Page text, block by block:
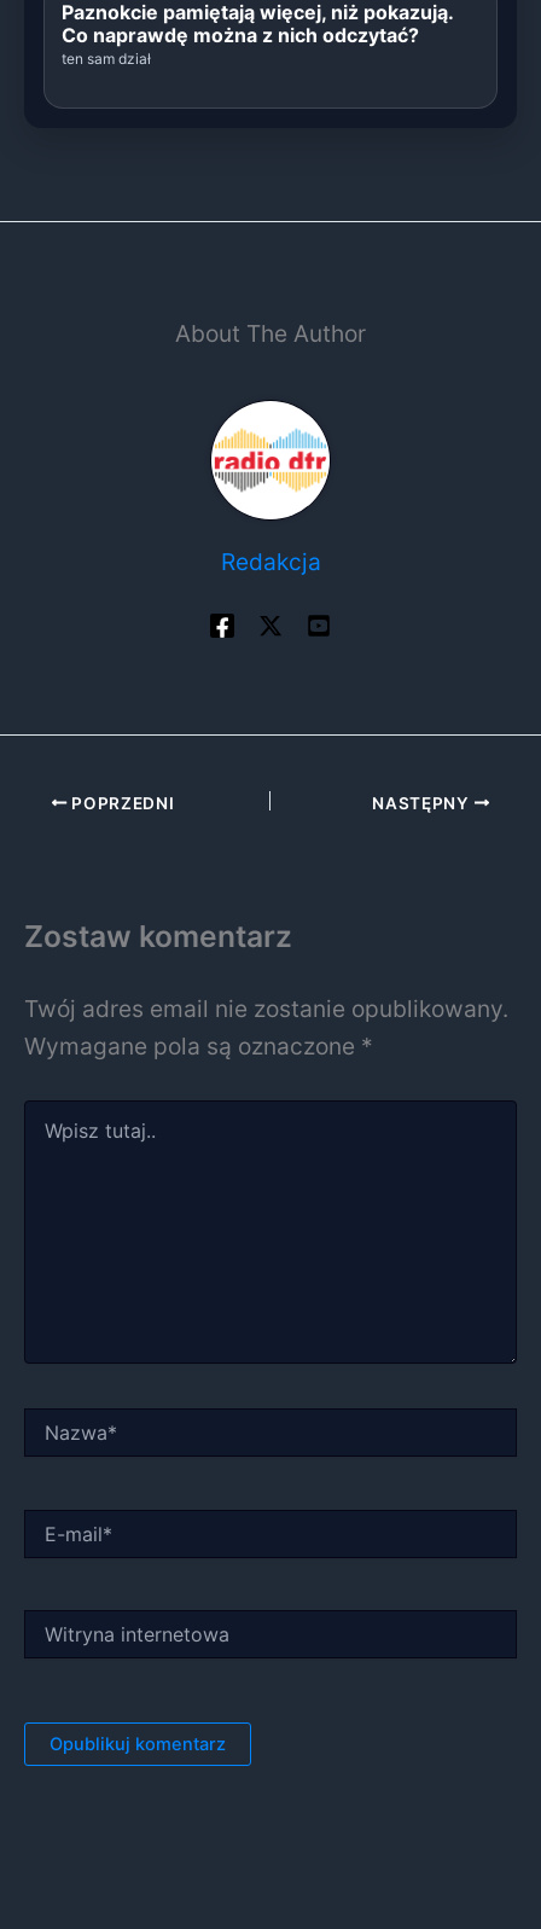
Paznokcie pamiętają więcej, niż pokazują.
Co naprawdę można z nich odczytać?
ten sam dział
About The Author
Redakcja
POPRZEDNI NASTĘPNY
Zostaw komentarz
Twój adres email nie zostanie opublikowany.
Wymagane pola są oznaczone *
tutaj..
mail*
internetowa